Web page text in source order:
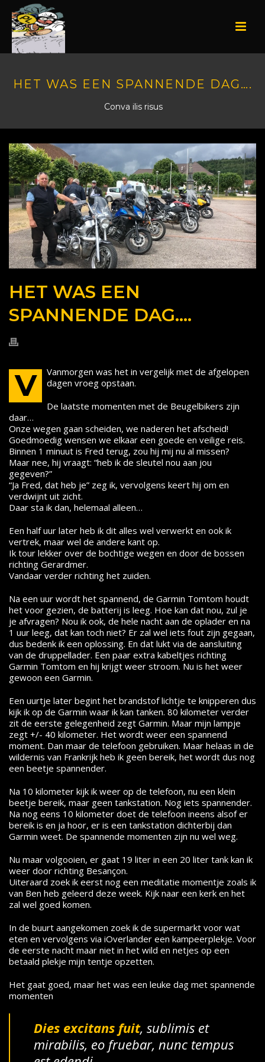
HET WAS EEN SPANNENDE DAG….
Conva ilis risus
HET WAS EEN
SPANNENDE DAG….
V
Vanmorgen was het in vergelijk met de afgelopen
dagen vroeg opstaan.
De laatste momenten met de Beugelbikers zijn
daar…
Onze wegen gaan scheiden, we naderen het afscheid!
Goedmoedig wensen we elkaar een goede en veilige reis.
Binnen 1 minuut is Fred terug, zou hij mij nu al missen?
Maar nee, hij vraagt: “heb ik de sleutel nou aan jou
gegeven?”
“Ja Fred, dat heb je” zeg ik, vervolgens keert hij om en
verdwijnt uit zicht.
Daar sta ik dan, helemaal alleen…
Een half uur later heb ik dit alles wel verwerkt en ook ik
vertrek, maar wel de andere kant op.
Ik tour lekker over de bochtige wegen en door de bossen
richting Gerardmer.
Vandaar verder richting het zuiden.
Na een uur wordt het spannend, de Garmin Tomtom houdt
het voor gezien, de batterij is leeg. Hoe kan dat nou, zul je
je afvragen? Nou ik ook, de hele nacht aan de oplader en na
1 uur leeg, dat kan toch niet? Er zal wel iets fout zijn gegaan,
dus bedenk ik een oplossing. En dat lukt via de aansluiting
van de druppellader. Een paar extra kabeltjes richting
Garmin Tomtom en hij krijgt weer stroom. Nu is het weer
gewoon een Garmin.
Een uurtje later begint het brandstof lichtje te knipperen dus
kijk ik op de Garmin waar ik kan tanken. 80 kilometer verder
zit de eerste gelegenheid zegt Garmin. Maar mijn lampje
zegt +/- 40 kilometer. Het wordt weer een spannend
moment. Dan maar de telefoon gebruiken. Maar helaas in de
wildernis van Frankrijk heb ik geen bereik, het wordt dus nog
een beetje spannender.
Na 10 kilometer kijk ik weer op de telefoon, nu een klein
beetje bereik, maar geen tankstation. Nog iets spannender.
Na nog eens 10 kilometer doet de telefoon ineens alsof er
bereik is en ja hoor, er is een tankstation dichterbij dan
Garmin weet. De spannende momenten zijn nu wel weg.
Nu maar volgooien, er gaat 19 liter in een 20 liter tank kan ik
weer door richting Besançon.
Uiteraard zoek ik eerst nog een meditatie momentje zoals ik
van Ben heb geleerd deze week. Kijk naar een kerk en het
zal wel goed komen.
In de buurt aangekomen zoek ik de supermarkt voor wat
eten en vervolgens via iOverlander een kampeerplekje. Voor
de eerste nacht maar niet in het wild en netjes op een
betaald plekje mijn tentje opzetten.
Het gaat goed, maar het was een leuke dag met spannende
momenten
Dies excitans fuit, sublimis et
mirabilis, eo fruebar, nunc tempus